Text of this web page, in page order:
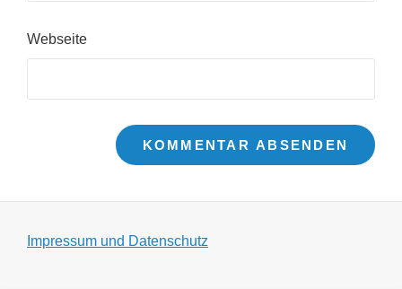
Webseite
Impressum und Datenschutz